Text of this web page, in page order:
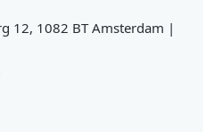
12, 1082 BT Amsterdam |